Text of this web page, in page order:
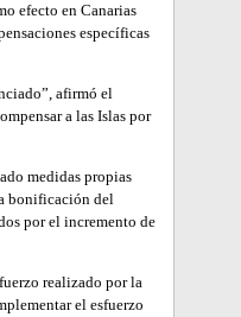
efecto en Canarias
específicas
afirmó el
a las Islas por
medidas propias
bonificación del
por el incremento de
realizado por la
el esfuerzo